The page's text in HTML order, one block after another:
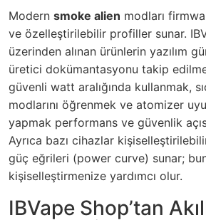
Modern smoke alien modları
ve özelleştirilebilir profiller sunar.
üzerinden alınan ürünlerin yazılım
üretici dokümantasyonu takip
güvenli watt aralığında kullanmak,
modlarını öğrenmek ve atomizer
yapmak performans ve güvenlik
Ayrıca bazı cihazlar
güç eğrileri (power curve) sunar;
kişiselleştirmenize yardımcı olur.
IBVape Shop’tan